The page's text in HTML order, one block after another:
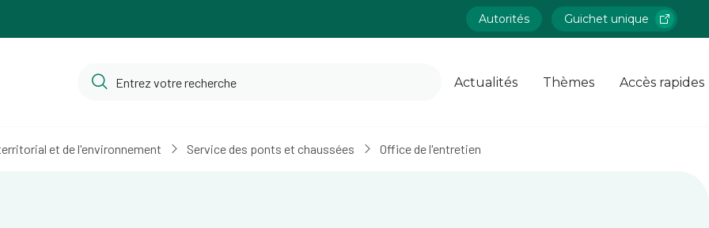
Autorités Guichet unique
Actualités Thèmes Accès rapides
et de l'environnement Service des ponts et chaussées Office de l'entretien